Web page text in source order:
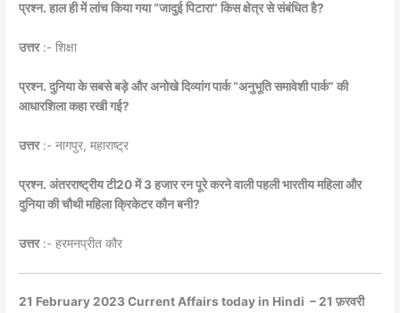
प्रश्न. हाल ही में लांच किया गया “जादुई पिटारा” किस क्षेत्र से संबंधित है?
उत्तर:- शिक्षा
प्रश्न. दुनिया के सबसे बड़े और अनोखे दिव्यांग पार्क “अनुभूति समावेशी पार्क” की
आधारशिला कहा रखी गई?
उत्तर:- नागपुर, महाराष्ट्र
प्रश्न. अंतरराष्ट्रीय टी20 में 3 हजार रन पूरे करने वाली पहली भारतीय महिला और
दुनिया की चौथी महिला क्रिकेटर कौन बनी?
उत्तर:- हरमनप्रीत कौर
21 February 2023 Current Affairs today in Hindi – 21 फ़रवरी